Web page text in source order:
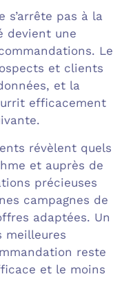
s’arrête pas à la
devient une
Le
et clients
et la
efficacement
révèlent quels
et auprès de
précieuses
campagnes de
adaptées. Un
meilleures
reste
et le moins